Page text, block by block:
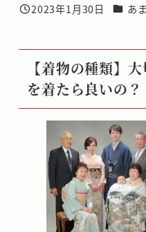
投稿日
2023年1月30日 カテゴ
あ
【着物の種類】
を着たら良いの？